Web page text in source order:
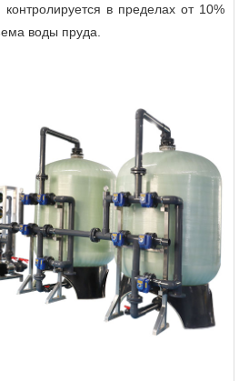
в пределах от 10%
воды пруда.